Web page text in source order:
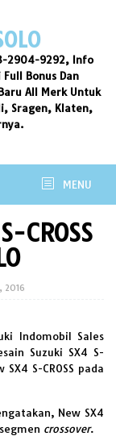
2904-9292, Info
Bonus Dan
All Merk Untuk
Sragen, Klaten,
MENU
CROSS
2016
Indomobil Sales
Suzuki SX4 S-
S-CROSS pada
New SX4
crossover.